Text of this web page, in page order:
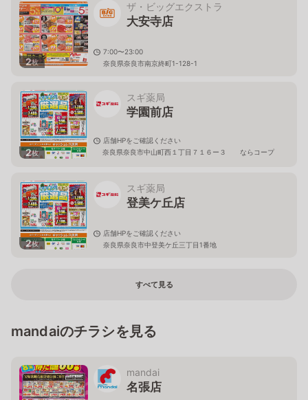
2枚
ザ・ビッグエクストラ
大安寺店
7:00〜23:00
奈良県奈良市南京終町1-128-1
2枚
スギ薬局
学園前店
店舗HPをご確認ください
奈良県奈良市中山町西１丁目７１６ー３ ならコープ
2枚
スギ薬局
登美ケ丘店
店舗HPをご確認ください
奈良県奈良市中登美ケ丘三丁目1番地
すべて見る
mandaiのチラシを見る
mandai
名張店